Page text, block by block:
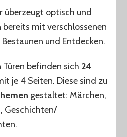
überzeugt optisch und
bereits mit verschlossenen
und Entdecken.
befinden sich 24
je 4 Seiten. Diese sind zu
gestaltet: Märchen,
Geschichten/